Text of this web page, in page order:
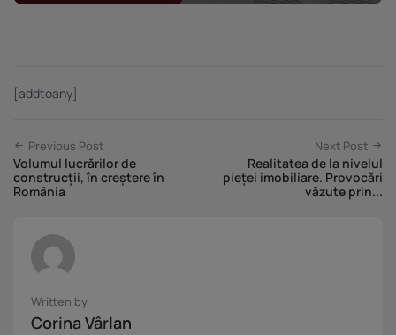
[addtoany]
Previous Post
Volumul lucrărilor de
construcții, în creștere în
România
Next Post
Realitatea de la nivelul
pieței imobiliare. Provocări
văzute prin...
Written by
Corina Vârlan